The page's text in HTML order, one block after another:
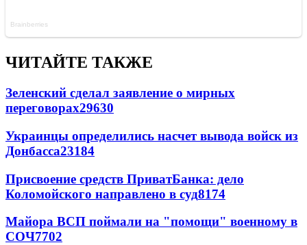
ЧИТАЙТЕ ТАКЖЕ
Зеленский сделал заявление о мирных
переговорах29630
Украинцы определились насчет вывода войск из
Донбасса23184
Присвоение средств ПриватБанка: дело
Коломойского направлено в суд8174
Майора ВСП поймали на "помощи" военному в
СОЧ7702